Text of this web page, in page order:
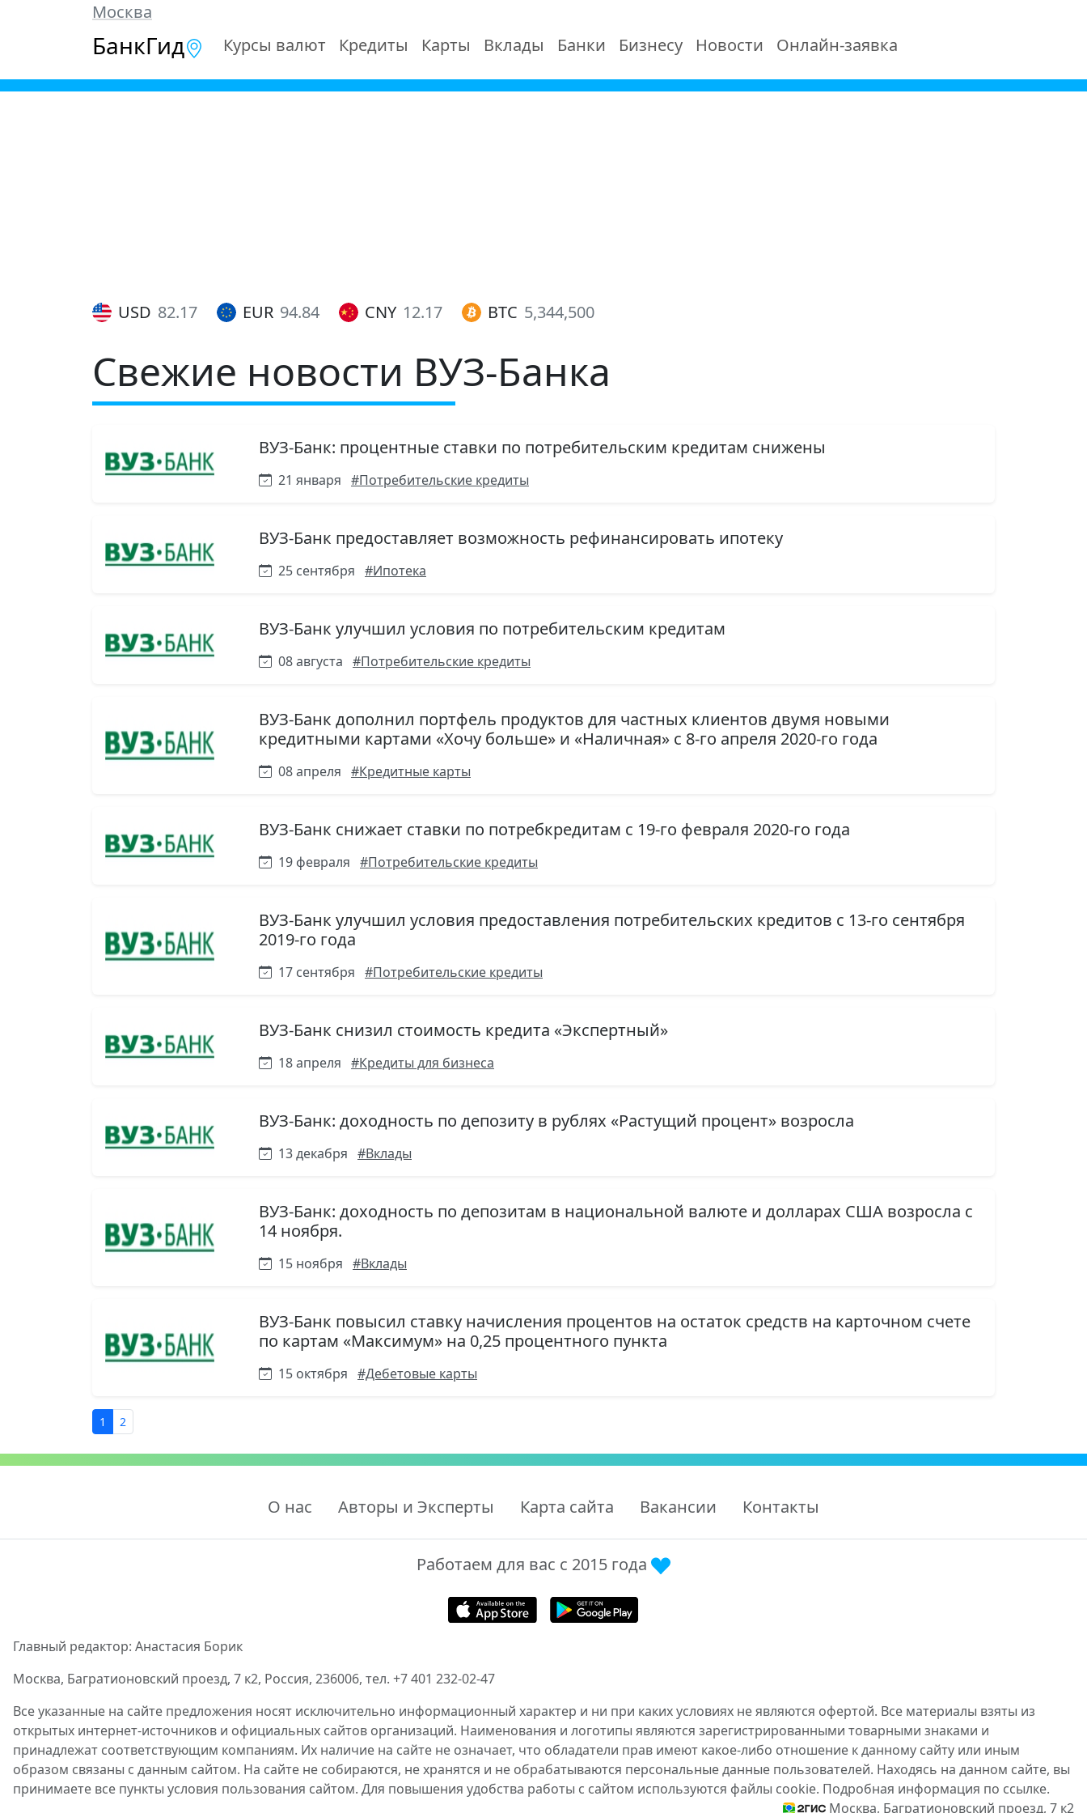
Москва
БанкГид Курсы валют Кредиты Карты Вклады Банки Бизнесу Новости Онлайн-заявка
USD 82.17 EUR 94.84 CNY 12.17 BTC 5,344,500
Свежие новости ВУЗ-Банка
ВУЗ-Банк: процентные ставки по потребительским кредитам снижены
21 января #Потребительские кредиты
ВУЗ-Банк предоставляет возможность рефинансировать ипотеку
25 сентября #Ипотека
ВУЗ-Банк улучшил условия по потребительским кредитам
08 августа #Потребительские кредиты
ВУЗ-Банк дополнил портфель продуктов для частных клиентов двумя новыми
кредитными картами «Хочу больше» и «Наличная» с 8-го апреля 2020-го года
08 апреля #Кредитные карты
ВУЗ-Банк снижает ставки по потребкредитам с 19-го февраля 2020-го года
19 февраля #Потребительские кредиты
ВУЗ-Банк улучшил условия предоставления потребительских кредитов с 13-го сентября
2019-го года​​​​​​
17 сентября #Потребительские кредиты
ВУЗ-Банк снизил стоимость кредита «Экспертный»
18 апреля #Кредиты для бизнеса
ВУЗ-Банк: доходность по депозиту в рублях «Растущий процент» возросла
13 декабря #Вклады
ВУЗ-Банк: доходность по депозитам в национальной валюте и долларах США возросла с
14 ноября.
15 ноября #Вклады
ВУЗ-Банк повысил ставку начисления процентов на остаток средств на карточном счете
по картам «Максимум» на 0,25 процентного пункта
15 октября #Дебетовые карты
1 2
О нас Авторы и Эксперты Карта сайта Вакансии Контакты
Работаем для вас с 2015 года
Главный редактор: Анастасия Борик
Москва, Багратионовский проезд, 7 к2, Россия, 236006, тел. +7 401 232-02-47
Все указанные на сайте предложения носят исключительно информационный характер и ни при каких условиях не являются офертой. Все материалы взяты из
открытых интернет-источников и официальных сайтов организаций. Наименования и логотипы являются зарегистрированными товарными знаками и
принадлежат соответствующим компаниям. Их наличие на сайте не означает, что обладатели прав имеют какое-либо отношение к данному сайту или иным
образом связаны с данным сайтом. На сайте не собираются, не хранятся и не обрабатываются персональные данные пользователей. Находясь на данном сайте, вы
принимаете все пункты условия пользования сайтом. Для повышения удобства работы с сайтом используются файлы cookie. Подробная информация по ссылке.
Москва, Багратионовский проезд, 7 к2